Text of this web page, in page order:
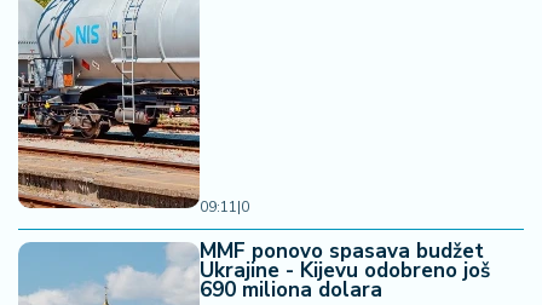
09:11|0
MMF ponovo spasava budžet
Ukrajine - Kijevu odobreno još
690 miliona dolara